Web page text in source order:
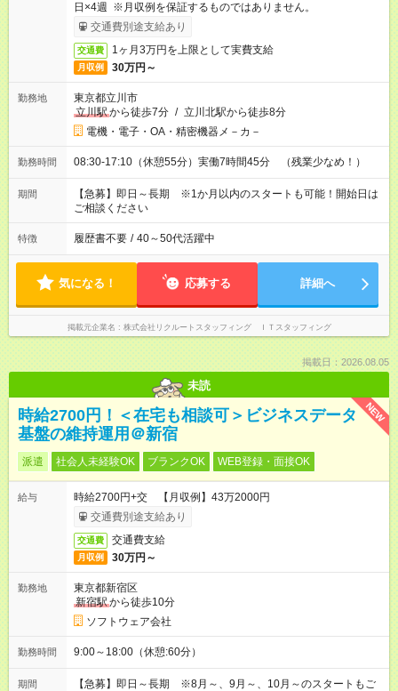
日×4週 ※月収例を保証するものではありません。
交通費別途支給あり
交通費 1ヶ月3万円を上限として実費支給
月収例 30万円～
勤務地
東京都立川市
立川駅から徒歩7分 / 立川北駅から徒歩8分
電機・電子・OA・精密機器メ－カ－
勤務時間 08:30-17:10（休憩55分）実働7時間45分 （残業少なめ！）
期間
【急募】即日～長期 ※1か月以内のスタートも可能！開始日は
ご相談ください
特徴 履歴書不要 / 40～50代活躍中
気になる！ 応募する 詳細へ
掲載元企業名 株式会社リクルートスタッフィング ＩＴスタッフィング
掲載日：2026.08.05
未読
NEW
時給2700円！＜在宅も相談可＞ビジネスデータ
基盤の維持運用＠新宿
派遣 社会人未経験OK ブランクOK WEB登録・面接OK
給与
時給2700円+交 【月収例】43万2000円
交通費別途支給あり
交通費 交通費支給
月収例 30万円～
勤務地
東京都新宿区
新宿駅から徒歩10分
ソフトウェア会社
勤務時間 9:00～18:00（休憩:60分）
期間
【急募】即日～長期 ※8月～、9月～、10月～のスタートもご